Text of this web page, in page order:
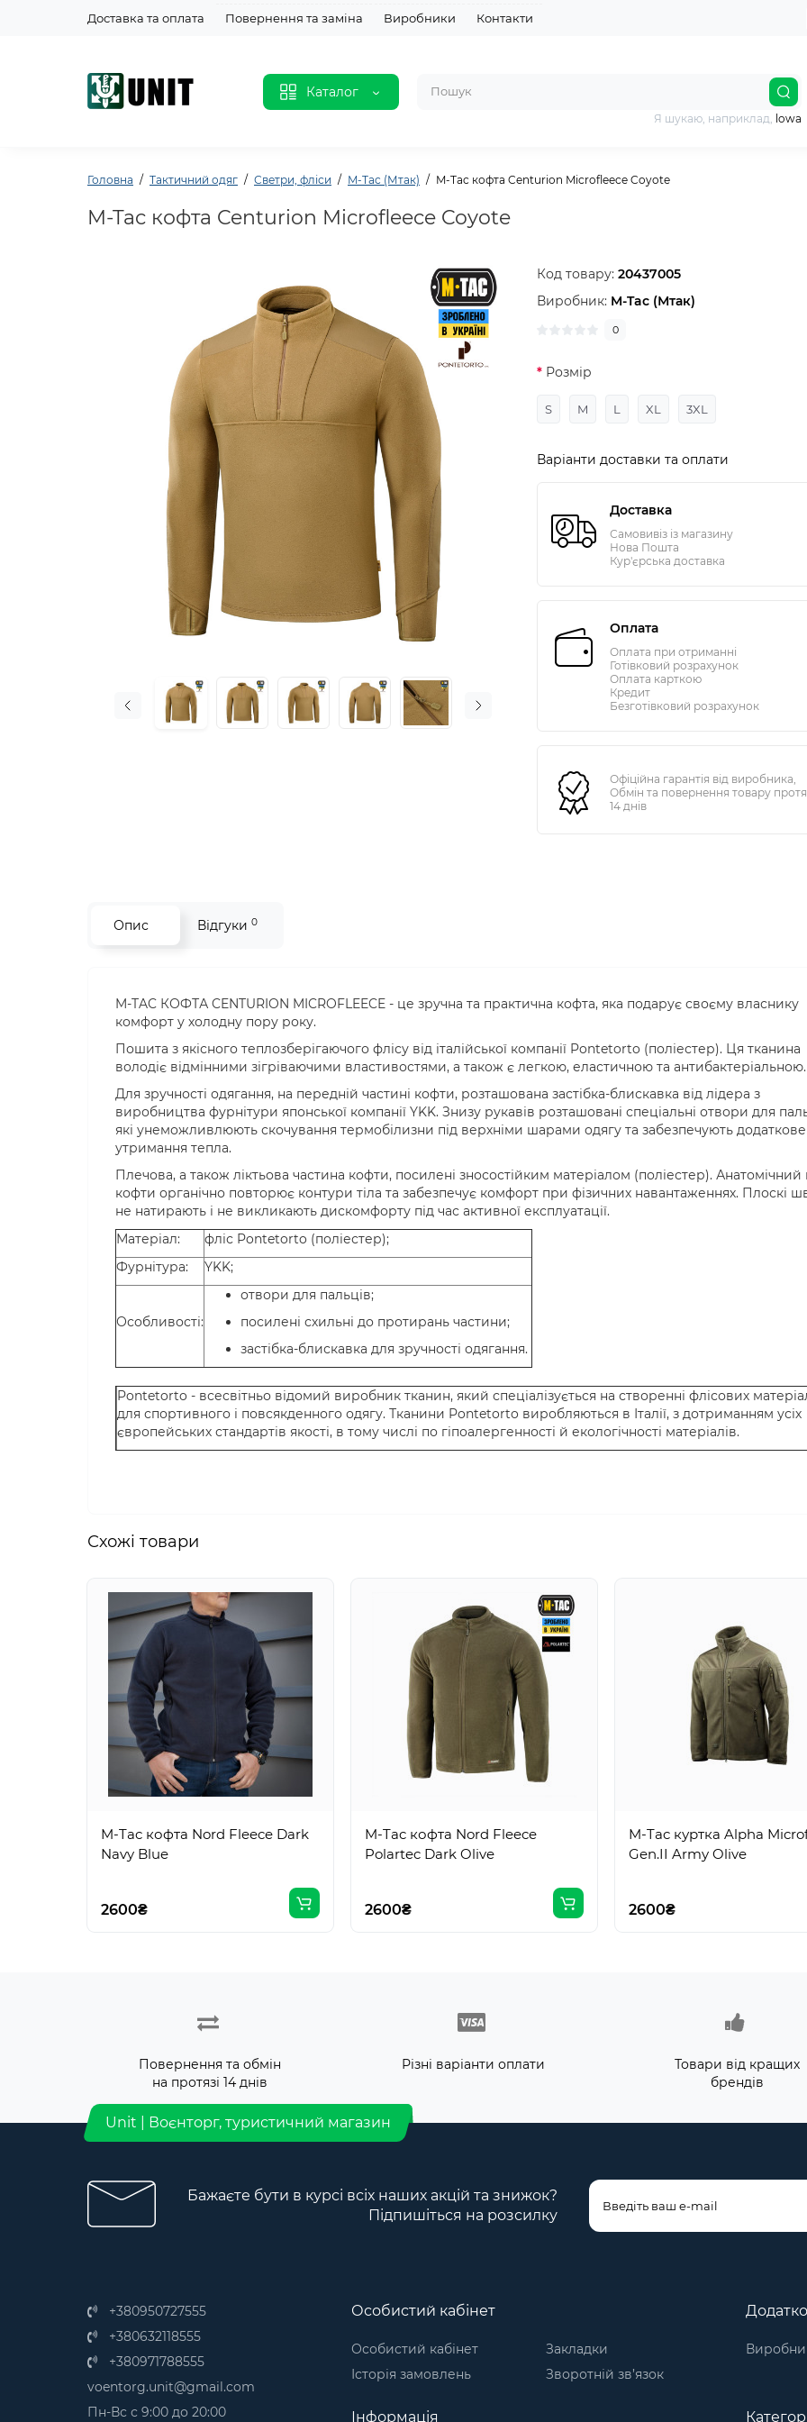
Доставка та оплата Повернення та заміна Виробники Контакти
Каталог
Я шукаю, наприклад, lowa
Головна Тактичний одяг Светри, фліси M-Tac (Мтак) M-Tac кофта Centurion Microfleece Coyote
M-Tac кофта Centurion Microfleece Coyote
Код товару:20437005
Виробник: M-Tac (Мтак)
0
Розмір
S M L XL 3XL
Варіанти доставки та оплати
Доставка
Самовивіз із магазину
Нова Пошта
Кур'єрська доставка
Оплата
Оплата при отриманні
Готівковий розрахунок
Оплата карткою
Кредит
Безготівковий розрахунок
Офіційна гарантія від виробника,
Обмін та повернення товару
14 днів
Опис Відгуки 0
M-TAC КОФТА CENTURION MICROFLEECE - це зручна та практична кофта, яка подарує своєму власнику
комфорт у холодну пору року.
Пошита з якісного теплозберігаючого флісу від італійської компанії Pontetorto (поліестер). Ця тканина
володіє відмінними зігріваючими властивостями, а також є легкою, еластичною та
Для зручності одягання, на передній частині кофти, розташована застібка-блискавка від лідера з
виробництва фурнітури японської компанії YKK. Знизу рукавів розташовані спеціальні отвори для
які унеможливлюють скочування термобілизни під верхніми шарами одягу та забезпечують додаткове
утримання тепла.
Плечова, а також ліктьова частина кофти, посилені зносостійким матеріалом (поліестер). Анатомічний
кофти органічно повторює контури тіла та забезпечує комфорт при фізичних навантаженнях. Плоскі
не натирають і не викликають дискомфорту під час активної експлуатації.
Матеріал:
фліс Pontetorto (поліестер);
Фурнітура:
YKK;
Особливості:
отвори для пальців;
посилені схильні до протирань частини;
застібка-блискавка для зручності одягання.
Pontetorto - всесвітньо відомий виробник тканин, який спеціалізується на створенні флісових
для спортивного і повсякденного одягу. Тканини Pontetorto виробляються в Італії, з дотриманням усіх
європейських стандартів якості, в тому числі по гіпоалергенності й екологічності матеріалів.
Схожi товари
M-Tac кофта Nord Fleece Dark
Navy Blue
2600₴
M-Tac кофта Nord Fleece
Polartec Dark Olive
2600₴
M-Tac куртка Alpha
Gen.II Army Olive
2600₴
Повернення та обмін
на протязі 14 днів
Різні варіанти оплати
Товари від кращих
брендів
Unit | Воєнторг, туристичний магазин
Бажаєте бути в курсі всіх наших акцій та знижок?
Підпишіться на розсилку
+380950727555
+380632118555
+380971788555
voentorg.unit@gmail.com
Пн-Вс с 9:00 до 20:00
Особистий кабінет
Особистий кабінет
Історія замовлень
Закладки
Зворотній зв’язок
Інформація